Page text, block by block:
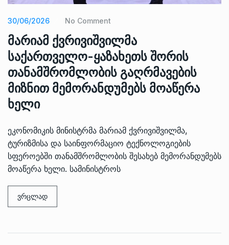
30/06/2026 No Comment
მარიამ ქვრივიშვილმა
საქართველო-ყაზახეთს შორის
თანამშრომლობის გაღრმავების
მიზნით მემორანდუმებს მოაწერა
ხელი
ეკონომიკის მინისტრმა მარიამ ქვრივიშვილმა,
ტურიზმისა და საინფორმაციო ტექნოლოგიების
სფეროებში თანამშრომლობის შესახებ მემორანდუმებს
მოაწერა ხელი. სამინისტროს
ვრცლად